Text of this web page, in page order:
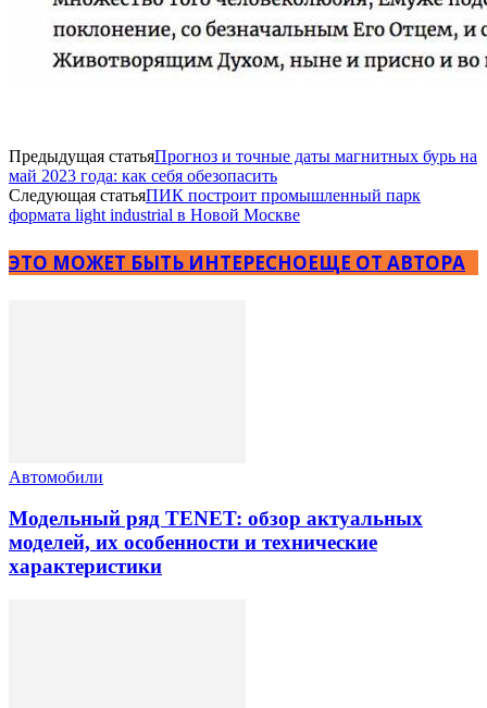
Предыдущая статьяПрогноз и точные даты магнитных бурь на
май 2023 года: как себя обезопасить
Следующая статьяПИК построит промышленный парк
формата light industrial в Новой Москве
ЭТО МОЖЕТ БЫТЬ ИНТЕРЕСНОЕЩЕ ОТ АВТОРА
Автомобили
Модельный ряд TENET: обзор актуальных
моделей, их особенности и технические
характеристики